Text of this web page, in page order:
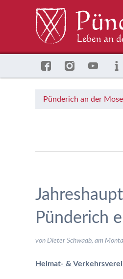
Pünderich an der Mosel
Pünderich
von Dieter Schwaab, am
Heimat- &